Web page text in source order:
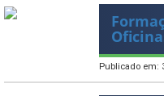
Publicado em: